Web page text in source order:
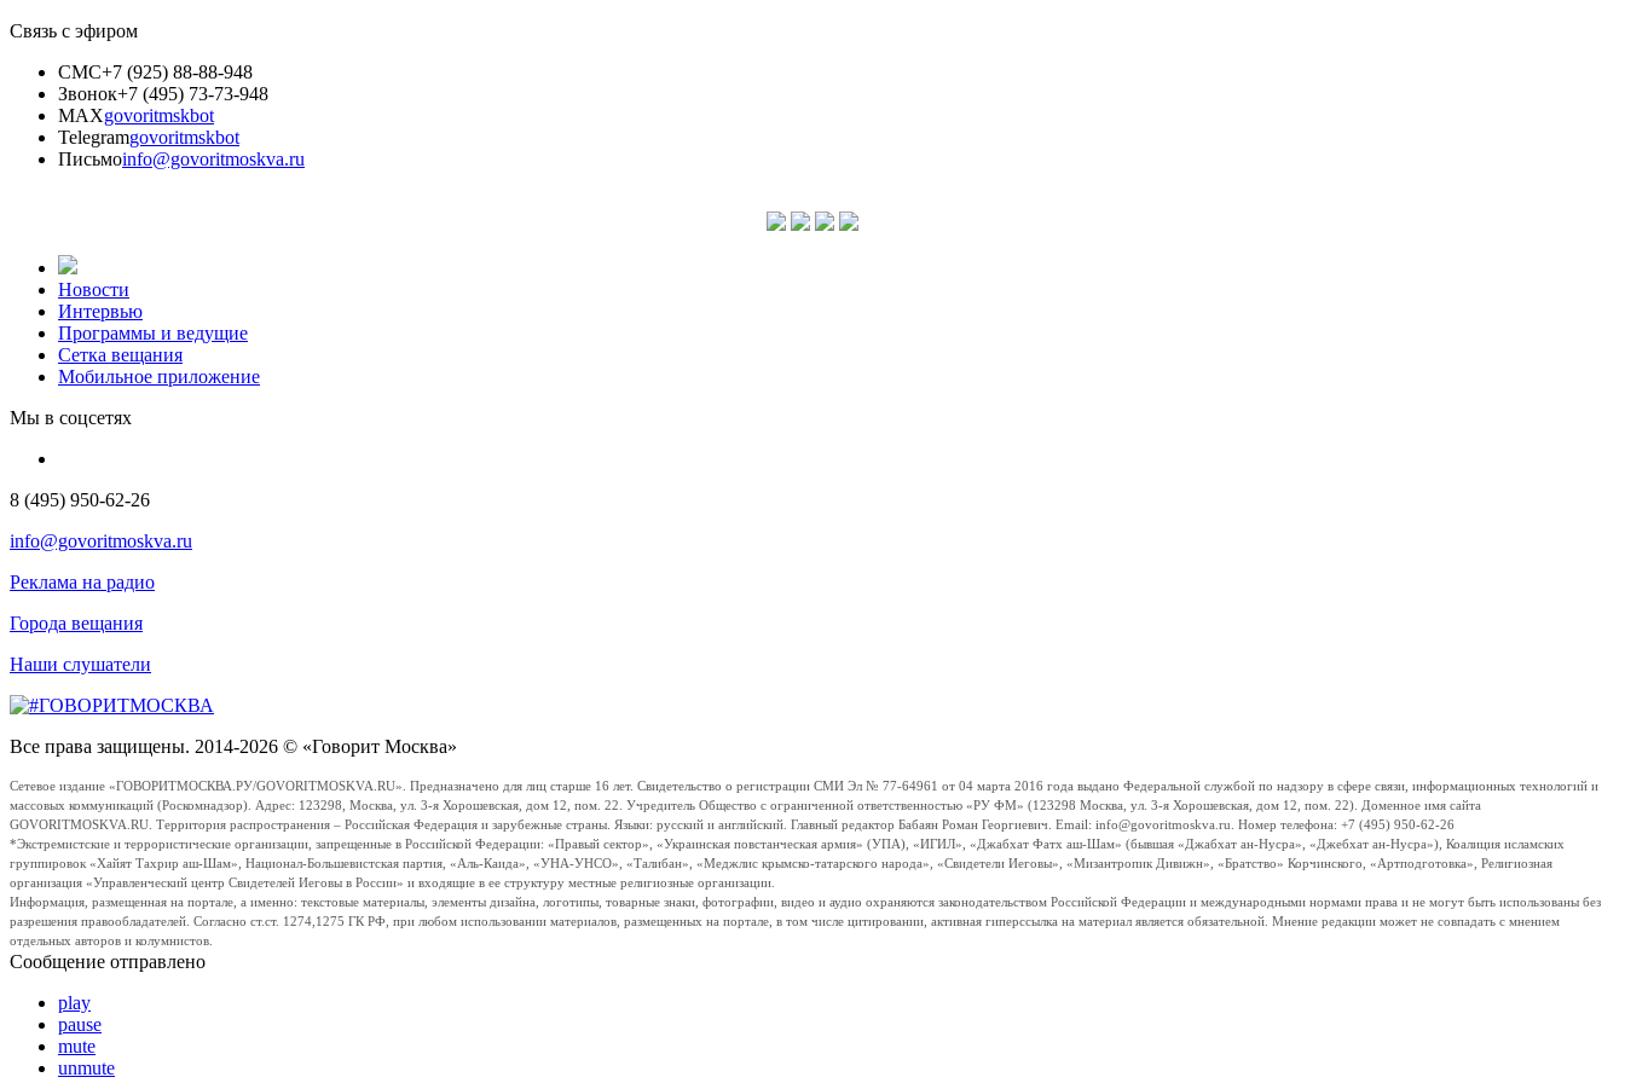
Связь с эфиром
СМС+7 (925) 88-88-948
Звонок+7 (495) 73-73-948
MAXgovoritmskbot
Telegramgovoritmskbot
Письмоinfo@govoritmoskva.ru
Новости
Интервью
Программы и ведущие
Сетка вещания
Мобильное приложение
Мы в соцсетях
8 (495) 950-62-26
info@govoritmoskva.ru
Реклама на радио
Города вещания
Наши слушатели
Все права защищены. 2014-2026 © «Говорит Москва»
Сетевое издание «ГОВОРИТМОСКВА.РУ/GOVORITMOSKVA.RU». Предназначено для лиц старше 16 лет. Свидетельство о регистрации СМИ Эл № 77-64961 от 04 марта 2016 года выдано Федеральной службой по надзору в сфере связи, информационных технологий и
массовых коммуникаций (Роскомнадзор). Адрес: 123298, Москва, ул. 3-я Хорошевская, дом 12, пом. 22. Учредитель Общество с ограниченной ответственностью «РУ ФМ» (123298 Москва, ул. 3-я Хорошевская, дом 12, пом. 22). Доменное имя сайта
GOVORITMOSKVA.RU. Территория распространения – Российская Федерация и зарубежные страны. Языки: русский и английский. Главный редактор Бабаян Роман Георгиевич. Email: info@govoritmoskva.ru. Номер телефона: +7 (495) 950-62-26
*Экстремистские и террористические организации, запрещенные в Российской Федерации: «Правый сектор», «Украинская повстанческая армия» (УПА), «ИГИЛ», «Джабхат Фатх аш-Шам» (бывшая «Джабхат ан-Нусра», «Джебхат ан-Нусра»), Коалиция исламских
группировок «Хайят Тахрир аш-Шам», Национал-Большевистская партия, «Аль-Каида», «УНА-УНСО», «Талибан», «Меджлис крымско-татарского народа», «Свидетели Иеговы», «Мизантропик Дивижн», «Братство» Корчинского, «Артподготовка», Религиозная
организация «Управленческий центр Свидетелей Иеговы в России» и входящие в ее структуру местные религиозные организации.
Информация, размещенная на портале, а именно: текстовые материалы, элементы дизайна, логотипы, товарные знаки, фотографии, видео и аудио охраняются законодательством Российской Федерации и международными нормами права и не могут быть использованы без
разрешения правообладателей. Согласно ст.ст. 1274,1275 ГК РФ, при любом использовании материалов, размещенных на портале, в том числе цитировании, активная гиперссылка на материал является обязательной. Мнение редакции может не совпадать с мнением
отдельных авторов и колумнистов.
Сообщение отправлено
play
pause
mute
unmute